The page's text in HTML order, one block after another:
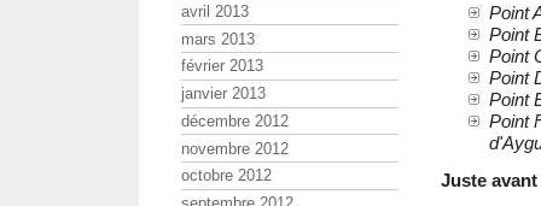
Point
Point
Point
Point
Point
Point
Juste
avril 2013
mars 2013
février 2013
janvier 2013
décembre 2012
novembre 2012
octobre 2012